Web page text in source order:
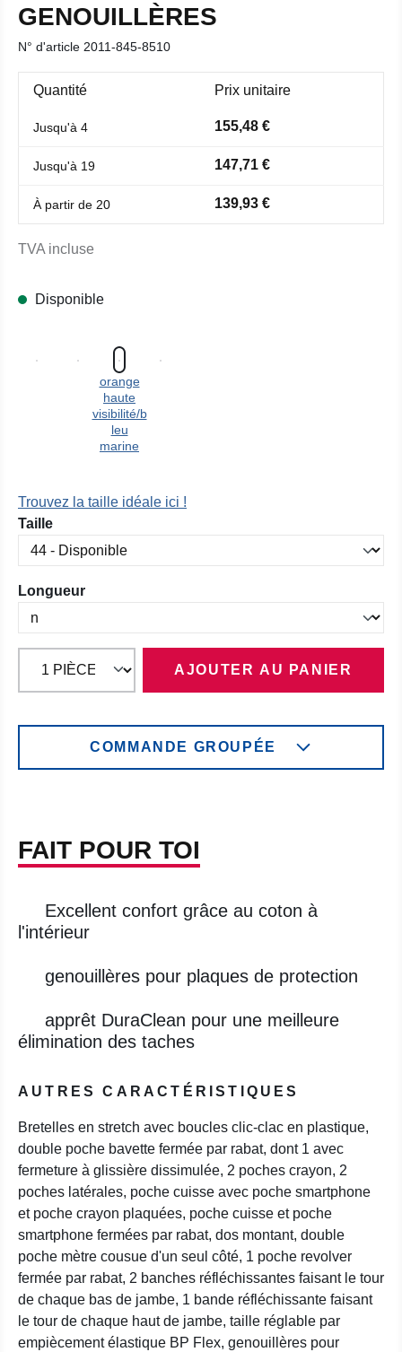
GENOUILLÈRES
N° d'article 2011-845-8510
Quantité Prix unitaire
Jusqu'à 4 155,48 €
Jusqu'à 19 147,71 €
À partir de 20 139,93 €
TVA incluse
Disponible
orange
haute
visibilité/b
leu
marine
Trouvez la taille idéale ici !
Sélectionnez
Taille
Sélectionnez
Longueur
AJOUTER AU PANIER
COMMANDE GROUPÉE
FAIT POUR TOI
Excellent confort grâce au coton à
l'intérieur
genouillères pour plaques de protection
apprêt DuraClean pour une meilleure
élimination des taches
AUTRES CARACTÉRISTIQUES
Bretelles en stretch avec boucles clic-clac en plastique,
double poche bavette fermée par rabat, dont 1 avec
fermeture à glissière dissimulée, 2 poches crayon, 2
poches latérales, poche cuisse avec poche smartphone
et poche crayon plaquées, poche cuisse et poche
smartphone fermées par rabat, dos montant, double
poche mètre cousue d'un seul côté, 1 poche revolver
fermée par rabat, 2 banches réfléchissantes faisant le tour
de chaque bas de jambe, 1 bande réfléchissante faisant
le tour de chaque haut de jambe, taille réglable par
empiècement élastique BP Flex, genouillères pour